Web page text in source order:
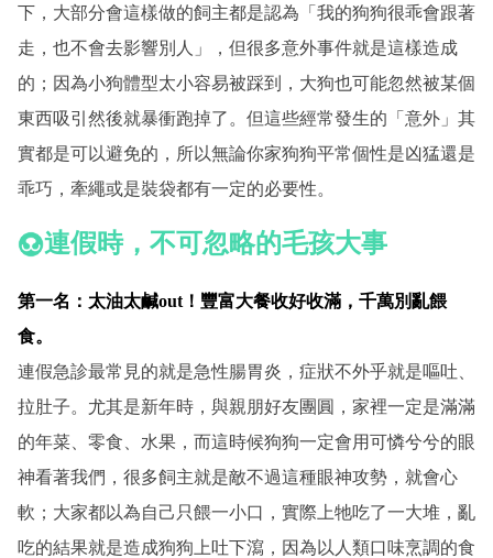
下，大部分會這樣做的飼主都是認為「我的狗狗很乖會跟著
走，也不會去影響別人」，但很多意外事件就是這樣造成
的；因為小狗體型太小容易被踩到，大狗也可能忽然被某個
東西吸引然後就暴衝跑掉了。但這些經常發生的「意外」其
實都是可以避免的，所以無論你家狗狗平常個性是凶猛還是
乖巧，牽繩或是裝袋都有一定的必要性。
連假時，不可忽略的毛孩大事
第一名：太油太鹹out！豐富大餐收好收滿，千萬別亂餵
食。
連假急診最常見的就是急性腸胃炎，症狀不外乎就是嘔吐、
拉肚子。尤其是新年時，與親朋好友團圓，家裡一定是滿滿
的年菜、零食、水果，而這時候狗狗一定會用可憐兮兮的眼
神看著我們，很多飼主就是敵不過這種眼神攻勢，就會心
軟；大家都以為自己只餵一小口，實際上牠吃了一大堆，亂
吃的結果就是造成狗狗上吐下瀉，因為以人類口味烹調的食